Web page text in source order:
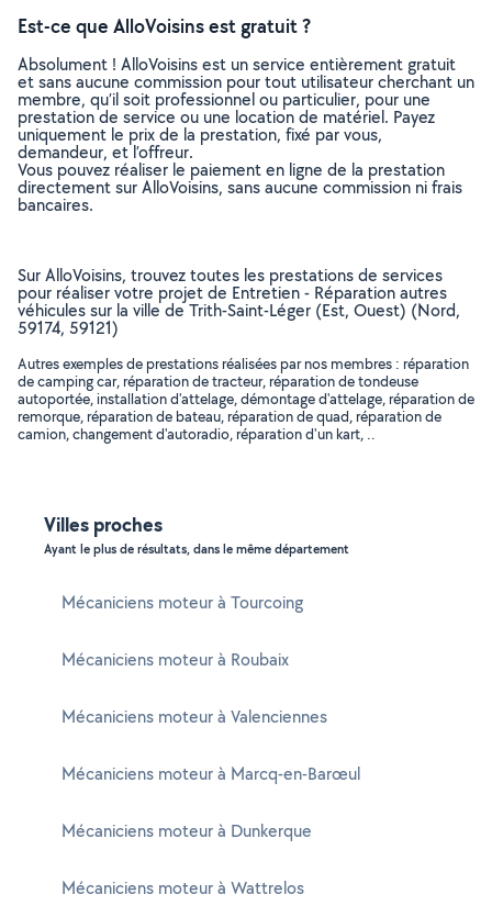
Est-ce que AlloVoisins est gratuit ?
Absolument ! AlloVoisins est un service entièrement gratuit
et sans aucune commission pour tout utilisateur cherchant un
membre, qu’il soit professionnel ou particulier, pour une
prestation de service ou une location de matériel. Payez
uniquement le prix de la prestation, fixé par vous,
demandeur, et l’offreur.
Vous pouvez réaliser le paiement en ligne de la prestation
directement sur AlloVoisins, sans aucune commission ni frais
bancaires.
Sur AlloVoisins, trouvez toutes les prestations de services
pour réaliser votre projet de Entretien - Réparation autres
véhicules sur la ville de Trith-Saint-Léger (Est, Ouest) (Nord,
59174, 59121)
Autres exemples de prestations réalisées par nos membres : réparation
de camping car, réparation de tracteur, réparation de tondeuse
autoportée, installation d'attelage, démontage d'attelage, réparation de
remorque, réparation de bateau, réparation de quad, réparation de
camion, changement d'autoradio, réparation d'un kart, ..
Villes proches
Ayant le plus de résultats, dans le même département
Mécaniciens moteur à Tourcoing
Mécaniciens moteur à Roubaix
Mécaniciens moteur à Valenciennes
Mécaniciens moteur à Marcq-en-Barœul
Mécaniciens moteur à Dunkerque
Mécaniciens moteur à Wattrelos